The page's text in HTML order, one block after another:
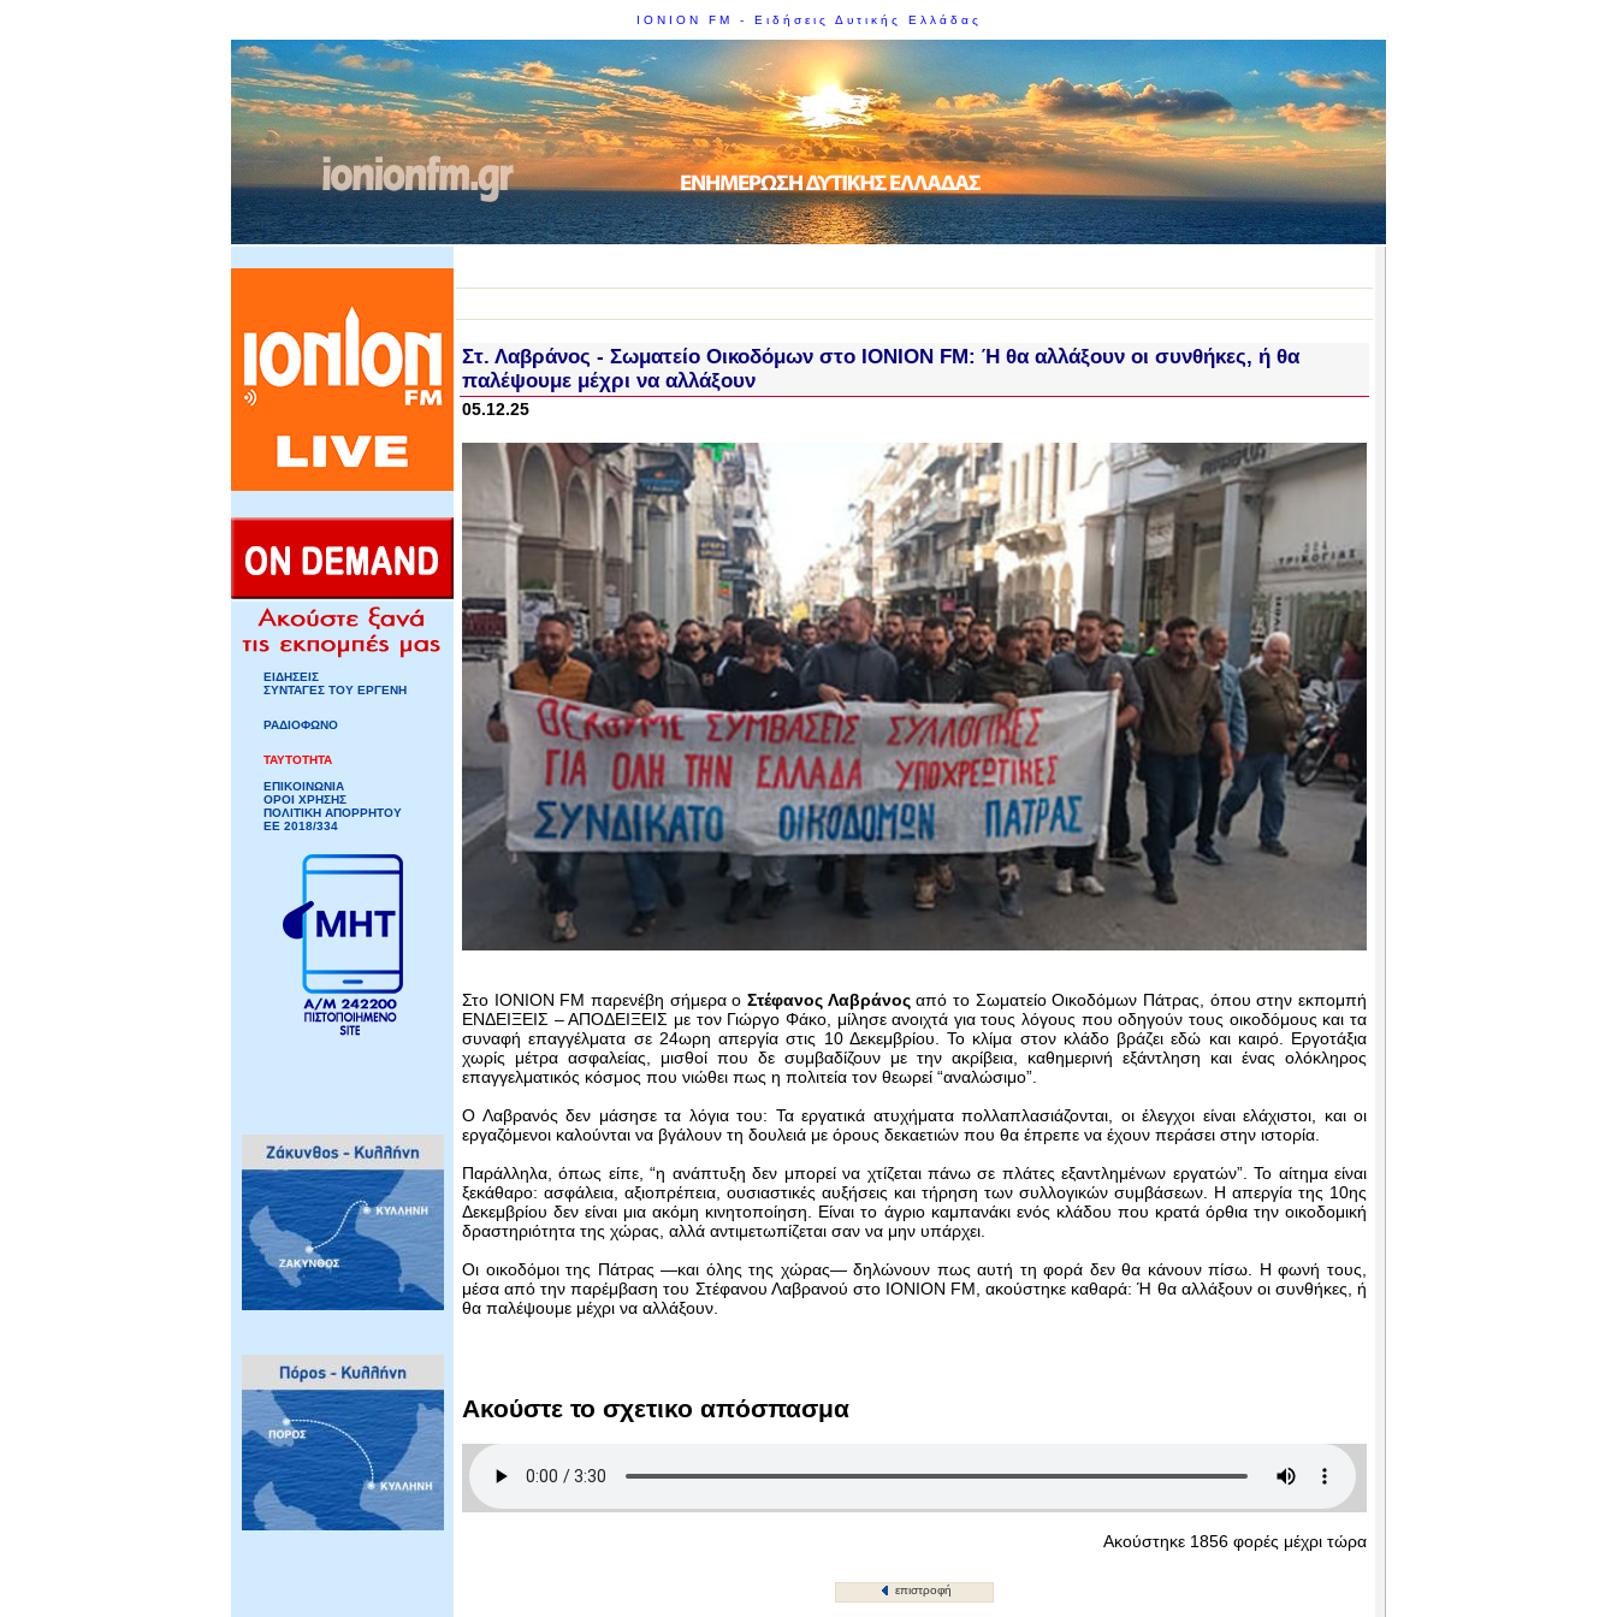
IONION FM - Ειδήσεις Δυτικής Ελλάδας
ΕΙΔΗΣΕΙΣ
ΣΥΝΤΑΓΕΣ ΤΟΥ ΕΡΓΕΝΗ
ΡΑΔΙΟΦΩΝΟ
ΤΑΥΤΟΤΗΤΑ
ΕΠΙΚΟΙΝΩΝΙΑ
ΟΡΟΙ ΧΡΗΣΗΣ
ΠΟΛΙΤΙΚΗ ΑΠΟΡΡΗΤΟΥ
ΕΕ 2018/334
Στ. Λαβράνος - Σωματείο Οικοδόμων στο IONION FM: Ή θα αλλάξουν οι συνθήκες, ή θα
παλέψουμε μέχρι να αλλάξουν
05.12.25
Στο IONION FM παρενέβη σήμερα ο Στέφανος Λαβράνοςαπό το Σωματείο Οικοδόμων Πάτρας, όπου στην εκπομπή
ΕΝΔΕΙΞΕΙΣ – ΑΠΟΔΕΙΞΕΙΣ με τον Γιώργο Φάκο, μίλησε ανοιχτά για τους λόγους που οδηγούν τους οικοδόμους και τα
συναφή επαγγέλματα σε 24ωρη απεργία στις 10 Δεκεμβρίου. Το κλίμα στον κλάδο βράζει εδώ και καιρό. Εργοτάξια
χωρίς μέτρα ασφαλείας, μισθοί που δε συμβαδίζουν με την ακρίβεια, καθημερινή εξάντληση και ένας ολόκληρος
επαγγελματικός κόσμος που νιώθει πως η πολιτεία τον θεωρεί “αναλώσιμο”.
Ο Λαβρανός δεν μάσησε τα λόγια του: Τα εργατικά ατυχήματα πολλαπλασιάζονται, οι έλεγχοι είναι ελάχιστοι, και οι
εργαζόμενοι καλούνται να βγάλουν τη δουλειά με όρους δεκαετιών που θα έπρεπε να έχουν περάσει στην ιστορία.
Παράλληλα, όπως είπε, “η ανάπτυξη δεν μπορεί να χτίζεται πάνω σε πλάτες εξαντλημένων εργατών”. Το αίτημα είναι
ξεκάθαρο: ασφάλεια, αξιοπρέπεια, ουσιαστικές αυξήσεις και τήρηση των συλλογικών συμβάσεων. Η απεργία της 10ης
Δεκεμβρίου δεν είναι μια ακόμη κινητοποίηση. Είναι το άγριο καμπανάκι ενός κλάδου που κρατά όρθια την οικοδομική
δραστηριότητα της χώρας, αλλά αντιμετωπίζεται σαν να μην υπάρχει.
Οι οικοδόμοι της Πάτρας —και όλης της χώρας— δηλώνουν πως αυτή τη φορά δεν θα κάνουν πίσω. Η φωνή τους,
μέσα από την παρέμβαση του Στέφανου Λαβρανού στο IONION FM, ακούστηκε καθαρά: Ή θα αλλάξουν οι συνθήκες, ή
θα παλέψουμε μέχρι να αλλάξουν.
Ακούστε το σχετικο απόσπασμα
Ακούστηκε 1856 φορές μέχρι τώρα
επιστροφή